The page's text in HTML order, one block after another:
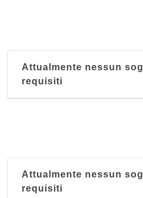
Attualmente nessun
requisiti
Attualmente nessun
requisiti